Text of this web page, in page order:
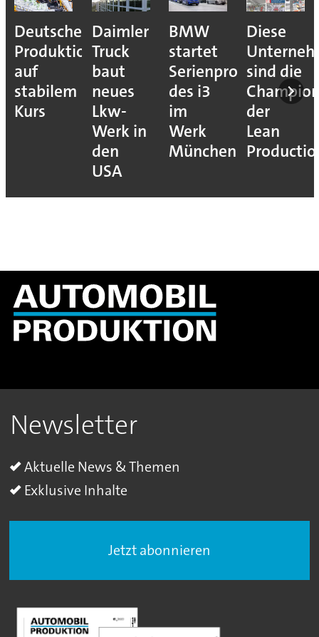
Deutsche
Produktion
auf
stabilem
Kurs
Daimler
Truck
baut
neues
Lkw-
Werk in
den
USA
BMW
startet
Serienproduktion
des i3
im
Werk
München
Diese
sind die
der
Lean
Newsletter
Aktuelle News & Themen
Exklusive Inhalte
Jetzt abonnieren